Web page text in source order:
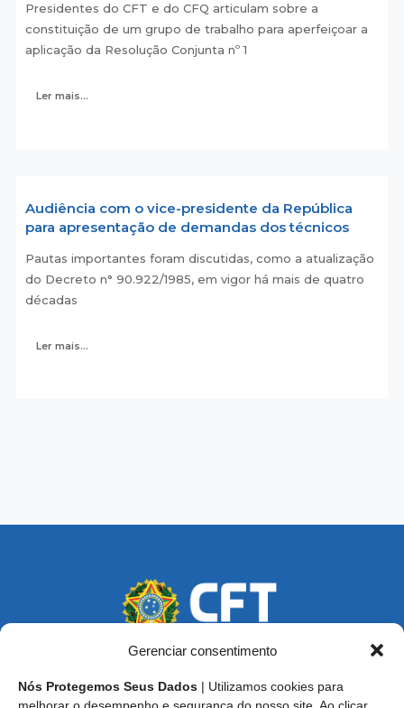
Gerenciar consentimento
Nós Protegemos Seus Dados | Utilizamos cookies para
Presidentes do CFT e do CFQ articulam sobre a
constituição de um grupo de trabalho para aperfeiçoar a
aplicação da Resolução Conjunta nº 1
Ler mais...
Audiência com o vice-presidente da República
para apresentação de demandas dos técnicos
Pautas importantes foram discutidas, como a atualização
do Decreto n° 90.922/1985, em vigor há mais de quatro
décadas
Ler mais...
Endereço: SCS, Quadra 02, Bloco D, Ed. Oscar Niemeyer,